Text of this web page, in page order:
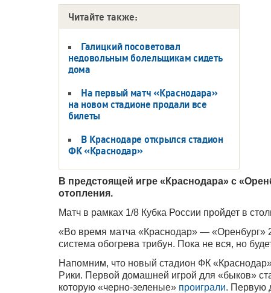
Читайте также:
Галицкий посоветовал
недовольным болельщикам сидеть
дома
На первый матч «Краснодара»
на новом стадионе продали все
билеты
В Краснодаре открылся стадион
ФК «Краснодар»
В предстоящей игре «Краснодара» с
отопления.
Матч в рамках 1/8 Кубка России пройдет в
«Во время матча «Краснодар» — «Оренбург»
система обогрева трибун. Пока не вся, но
Напомним, что новый стадион ФК
Рики. Первой домашней игрой для «быков»
которую «черно-зеленые» проиграли. Первую